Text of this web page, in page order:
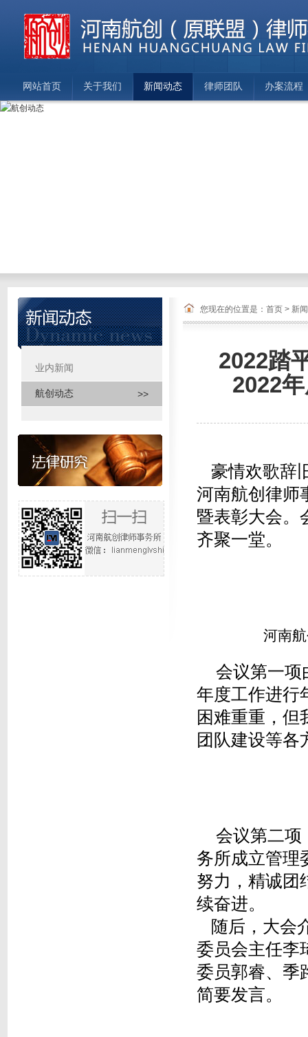
网站首页 关于我们 新闻动态 律师团队 办案流程
业内新闻
航创动态 >>
您现在的位置是： 首页 > 新
2022踏
2022
豪情欢歌辞
河南航创律师
暨表彰大会。
齐聚一堂。
河南
会议第一项
年度工作进行
困难重重，但
团队建设等各
会议第二项
务所成立管理
努力，精诚团
续奋进。
随后，大会
委员会主任李
委员郭睿、季
简要发言。